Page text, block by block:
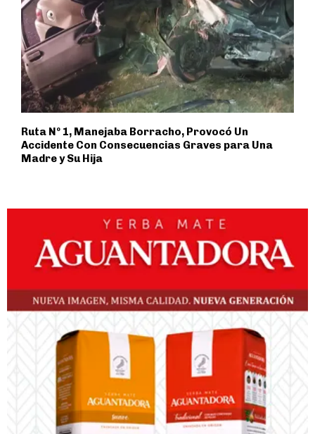
Ruta Nº 1, Manejaba Borracho, Provocó Un
Accidente Con Consecuencias Graves para Una
Madre y Su Hija